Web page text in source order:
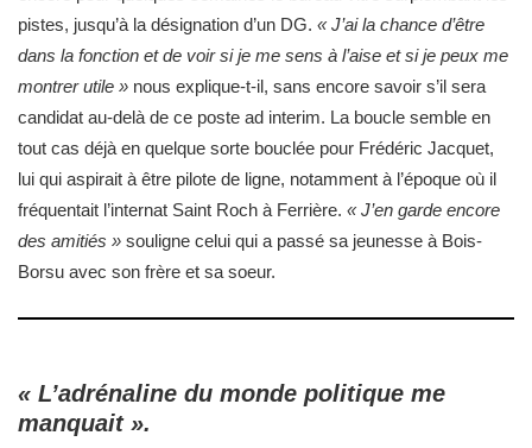
pistes, jusqu’à la désignation d’un DG. « J’ai la chance d’être
dans la fonction et de voir si je me sens à l’aise et si je peux me
montrer utile » nous explique-t-il, sans encore savoir s’il sera
candidat au-delà de ce poste ad interim. La boucle semble en
tout cas déjà en quelque sorte bouclée pour Frédéric Jacquet,
lui qui aspirait à être pilote de ligne, notamment à l’époque où il
fréquentait l’internat Saint Roch à Ferrière. « J’en garde encore
des amitiés » souligne celui qui a passé sa jeunesse à Bois-
Borsu avec son frère et sa soeur.
« L’adrénaline du monde politique me
manquait ».